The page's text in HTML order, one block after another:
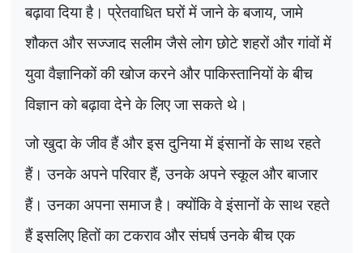
बढ़ावा दिया है। प्रेतवाधित घरों में जाने के बजाय,जामे
शौकत और सज्जाद सलीम जैसे लोग छोटे शहरों और गांवों में
युवा वैज्ञानिकों की खोज करने और पाकिस्तानियों के बीच
विज्ञान को बढ़ावा देने के लिए जा सकते थे।
जो खुदा के जीव हैं और इस दुनिया में इंसानों के साथ रहते
हैं। उनके अपने परिवार हैं,उनके अपने स्कूल और बाजार
हैं। उनका अपना समाज है। क्योंकि वे इंसानों के साथ रहते
हैं इसलिए हितों का टकराव और संघर्ष उनके बीच एक